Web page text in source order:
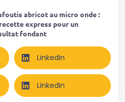
abricot au micro onde :
express pour un
fondant
LinkedIn
LinkedIn